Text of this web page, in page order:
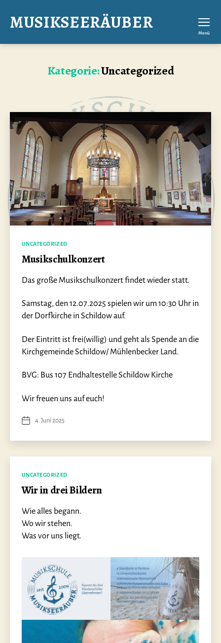
MUSIKSEERÄUBER Menü
Kategorie:Uncategorized
Kategorien
UNCATEGORIZED
Musikschulkonzert
Das große Musikschulkonzert findet wieder statt.
Samstag, den 12.07.2025 spielen wir um 10:30 Uhr in
der Dorfkirche in Schildow auf.
Der Eintritt ist frei(willig) und geht als Spende an die
Kirchgemeinde Schildow/ Mühlenbecker Land.
BVG: Bus 107 Endhaltestelle Schildow Kirche
Wir freuen uns auf euch!
Veröffentlichungsdatum
4. Juni 2025
Kategorien
UNCATEGORIZED
Wir in drei Bildern
Wie alles begann.
Wo wir stehen.
Was vor uns liegt.